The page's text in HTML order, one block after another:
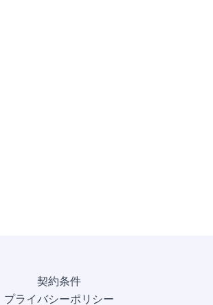
契約条件
プライバシーポリシー